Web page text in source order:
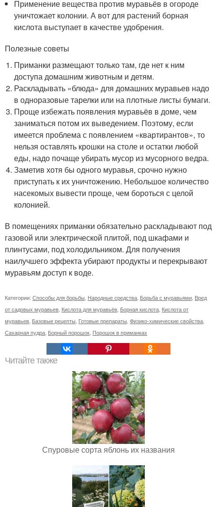
Применение вещества против муравьёв в огороде
уничтожает колонии. А вот для растений борная
кислота выступает в качестве удобрения.
Полезные советы
Приманки размещают только там, где нет к ним
доступа домашним животным и детям.
Раскладывать «блюда» для домашних муравьев надо
в одноразовые тарелки или на плотные листы бумаги.
Проще избежать появления муравьёв в доме, чем
заниматься потом их выведением. Поэтому, если
имеется проблема с появлением «квартирантов», то
нельзя оставлять крошки на столе и остатки любой
еды, надо почаще убирать мусор из мусорного ведра.
Заметив хотя бы одного муравья, срочно нужно
приступать к их уничтожению. Небольшое количество
насекомых вывести проще, чем бороться с целой
колонией.
В помещениях приманки обязательно раскладывают под
газовой или электрической плитой, под шкафами и
плинтусами, под холодильником. Для получения
наилучшего эффекта убирают продукты и перекрывают
муравьям доступ к воде.
Категории: Способы для борьбы Народные средства Борьба с муравьями Вред
от садовых муравьев Кислота для муравьёв Борная кислота Кислота от
муравьев Базовые рецепты Готовые препараты Физико-химические свойства
Сахарная пудра Борный порошок Порошок в приманках
Читайте также
Спуровые сорта яблонь их названия